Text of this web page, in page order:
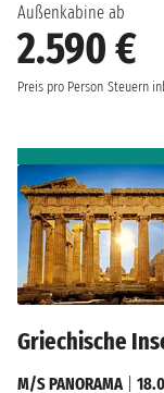
Außenkabine ab
2.590 €
Preis pro Person Steuern
Griechische
M/S PANORAMA|